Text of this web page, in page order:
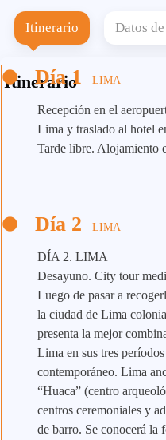
Itinerario Datos
Itinerario
Día 1 LIMA
Recepción en el
Lima y traslado al hotel
Tarde libre. Alojamiento
Día 2 LIMA
DÍA 2. LIMA
Desayuno. City tour
Luego de pasar a
la ciudad de Lima
presenta la mejor
Lima en sus tres
contemporáneo. Lima
“Huaca” (centro
centros ceremoniales y
de barro. Se conocerá la